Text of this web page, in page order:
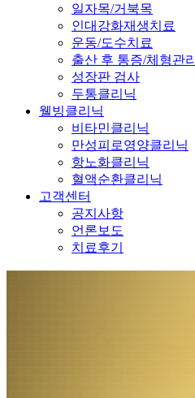
일자목/거북목
인대강화재생치료
운동/도수치료
출산 후 통증/체형관리
성장판 검사
두통클리닉
웰빙클리닉
비타민클리닉
만성피로영양클리닉
항노화클리닉
혈액순환클리닉
고객센터
공지사항
언론보도
치료후기